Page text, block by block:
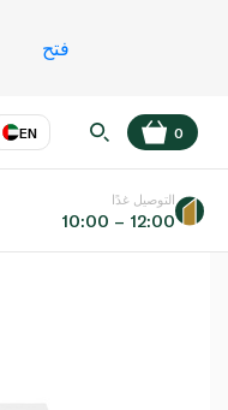
فتح
EN
عر
0
التوصيل غدًا
10:00 – 12:00